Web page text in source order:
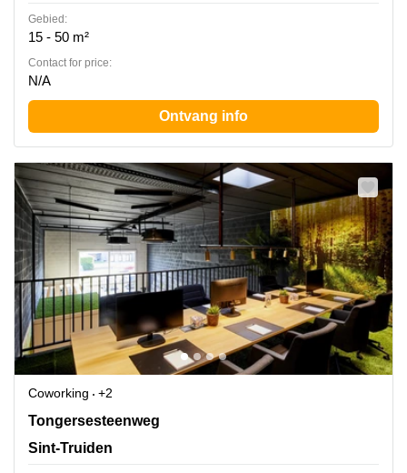
Gebied:
15 - 50 m²
Contact for price:
N/A
Ontvang info
Coworking
+2
Tongersesteenweg 190, Sint-Truiden
Tongersesteenweg
Sint-Truiden